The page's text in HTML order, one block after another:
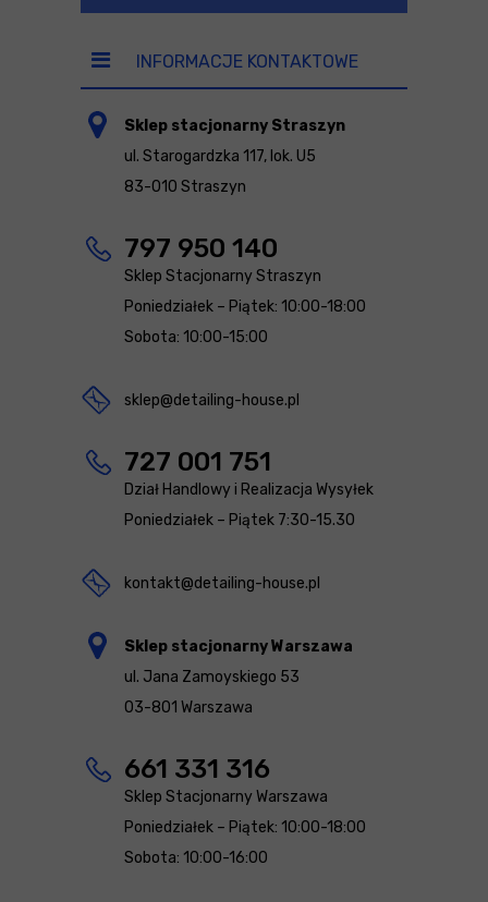
INFORMACJE KONTAKTOWE
Sklep stacjonarny Straszyn
ul. Starogardzka 117, lok. U5
83-010 Straszyn
797 950 140
Sklep Stacjonarny Straszyn
Poniedziałek – Piątek: 10:00-18:00
Sobota: 10:00-15:00
sklep@detailing-house.pl
727 001 751
Dział Handlowy i Realizacja Wysyłek
Poniedziałek – Piątek 7:30-15.30
kontakt@detailing-house.pl
Sklep stacjonarny Warszawa
ul. Jana Zamoyskiego 53
03-801 Warszawa
661 331 316
Sklep Stacjonarny Warszawa
Poniedziałek – Piątek: 10:00-18:00
Sobota: 10:00-16:00